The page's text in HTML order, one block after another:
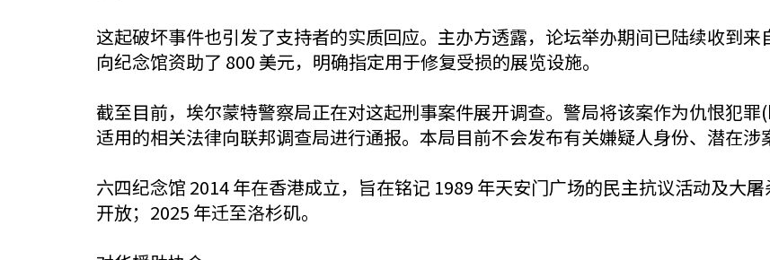
这起破坏事件也引发了支持者的实质回应。主办方透露，论坛举办期间已陆续收到
向纪念馆资助了 800 美元，明确指定用于修复受损的展览设施。
截至目前，埃尔蒙特警察局正在对这起刑事案件展开调查。警局将该案作为仇恨犯
适用的相关法律向联邦调查局进行通报。本局目前不会发布有关嫌疑人身份、潜在涉
六四纪念馆 2014 年在香港成立，旨在铭记 1989 年天安门广场的民主抗议活动及大
开放；2025 年迁至洛杉矶。